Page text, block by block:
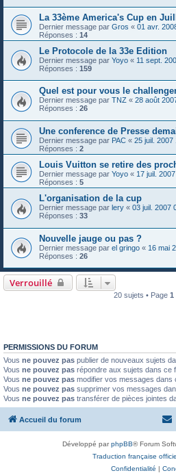
La 33ème America's Cup en
Dernier message par Gros « 01 avr.
Réponses : 14
Le Protocole de la 33e Edition
Dernier message par Yoyo « 11 sept.
Réponses : 159
Quel est pour vous le
Dernier message par TNZ « 28 août
Réponses : 26
Une conference de Presse
Dernier message par PAC « 25 juil. 2007
Réponses : 2
Louis Vuitton se retire des
Dernier message par Yoyo « 17 juil.
Réponses : 5
L'organisation de la cup
Dernier message par lery « 03 juil. 2007
Réponses : 33
Nouvelle jauge ou pas ?
Dernier message par el gringo « 16 mai
Réponses : 26
Verrouillé
20 sujets • Page 1
PERMISSIONS DU FORUM
Vous ne pouvez pas publier de nouveaux sujets
Vous ne pouvez pas répondre aux sujets dans ce
Vous ne pouvez pas modifier vos messages dans
Vous ne pouvez pas supprimer vos messages
Vous ne pouvez pas transférer de pièces jointes
Accueil du forum
Développé parphpBB® Forum
Traduction française
Confidentialité |